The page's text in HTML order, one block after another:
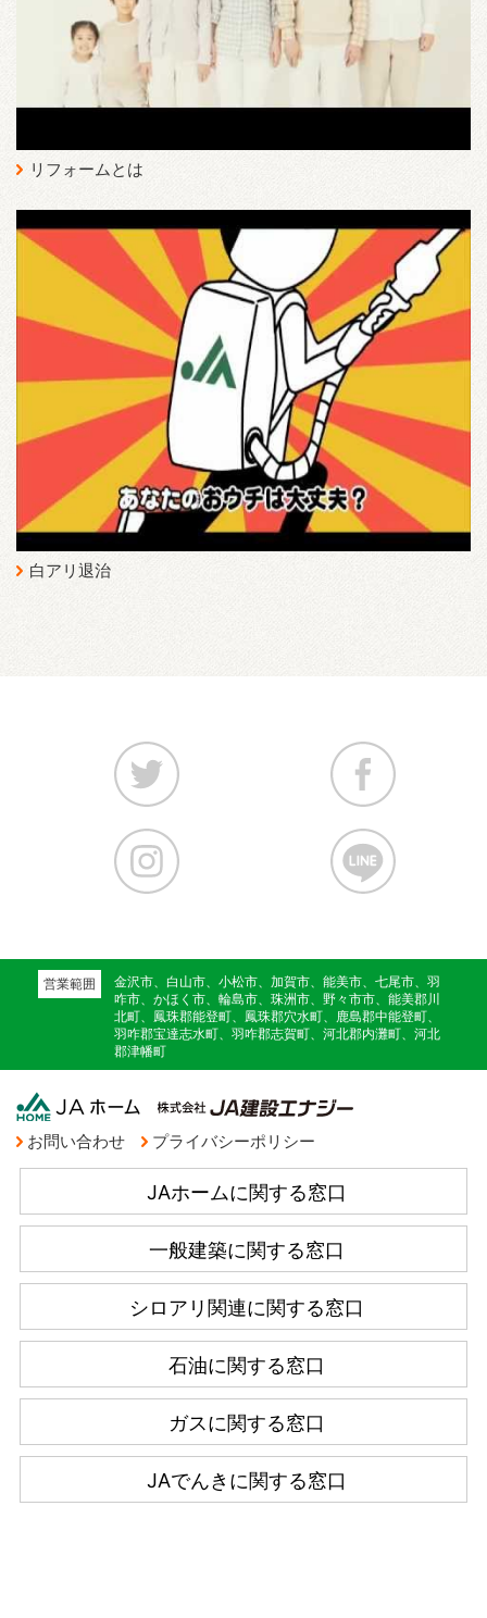
リフォームとは
白アリ退治
営業範囲
金沢市、白山市、小松市、加賀市、能美市、七尾市、羽
咋市、かほく市、輪島市、珠洲市、野々市市、能美郡川
北町、鳳珠郡能登町、鳳珠郡穴水町、鹿島郡中能登町、
羽咋郡宝達志水町、羽咋郡志賀町、河北郡内灘町、河北
郡津幡町
お問い合わせ プライバシーポリシー
JAホームに関する窓口
一般建築に関する窓口
シロアリ関連に関する窓口
石油に関する窓口
ガスに関する窓口
JAでんきに関する窓口